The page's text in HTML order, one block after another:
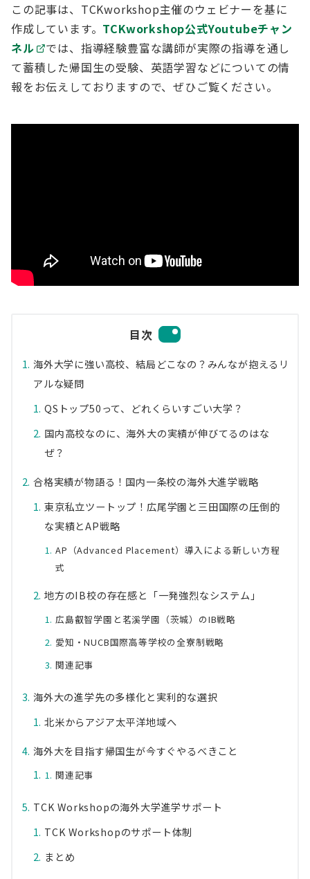
この記事は、TCKworkshop主催のウェビナーを基に
作成しています。 TCKworkshop公式Youtubeチャン
ネル
では、指導経験豊富な講師が実際の指導を通し
て蓄積した帰国生の受験、英語学習などについての情
報をお伝えしておりますので、ぜひご覧ください。
目次
海外大学に強い高校、結局どこなの？みんなが抱えるリ
アルな疑問
QSトップ50って、どれくらいすごい大学？
国内高校なのに、海外大の実績が伸びてるのはな
ぜ？
合格実績が物語る！国内一条校の海外大進学戦略
東京私立ツートップ！広尾学園と三田国際の圧倒的
な実績とAP戦略
AP（Advanced Placement）導入による新しい方程
式
地方のIB校の存在感と「一発強烈なシステム」
広島叡智学園と茗溪学園（茨城）のIB戦略
愛知・NUCB国際高等学校の全寮制戦略
関連記事
海外大の進学先の多様化と実利的な選択
北米からアジア太平洋地域へ
海外大を目指す帰国生が今すぐやるべきこと
関連記事
TCK Workshopの海外大学進学サポート
TCK Workshopのサポート体制
まとめ